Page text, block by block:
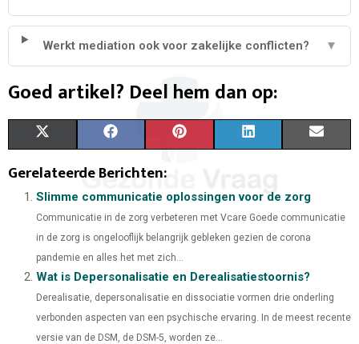
Werkt mediation ook voor zakelijke conflicten? ▼
Goed artikel? Deel hem dan op:
T
W
T
E
C
E
O
K
N
T
R
S
N
K
D
I
Gerelateerde Berichten:
Slimme communicatie oplossingen voor de zorg
Communicatie in de zorg verbeteren met Vcare Goede communicatie
in de zorg is ongelooflijk belangrijk gebleken gezien de corona
pandemie en alles het met zich...
Wat is Depersonalisatie en Derealisatiestoornis?
Derealisatie, depersonalisatie en dissociatie vormen drie onderling
verbonden aspecten van een psychische ervaring. In de meest recente
versie van de DSM, de DSM-5, worden ze...